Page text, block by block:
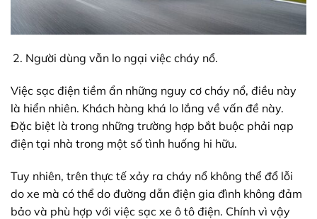
Người dùng vẫn lo ngại việc cháy nổ.
Việc sạc điện tiềm ẩn những nguy cơ cháy nổ, điều này
là hiển nhiên. Khách hàng khá lo lắng về vấn đề này.
Đặc biệt là trong những trường hợp bắt buộc phải nạp
điện tại nhà trong một số tình huống hi hữu.
Tuy nhiên, trên thực tế xảy ra cháy nổ không thể đổ lỗi
do xe mà có thể do đường dẫn điện gia đình không đảm
bảo và phù hợp với việc sạc xe ô tô điện. Chính vì vậy